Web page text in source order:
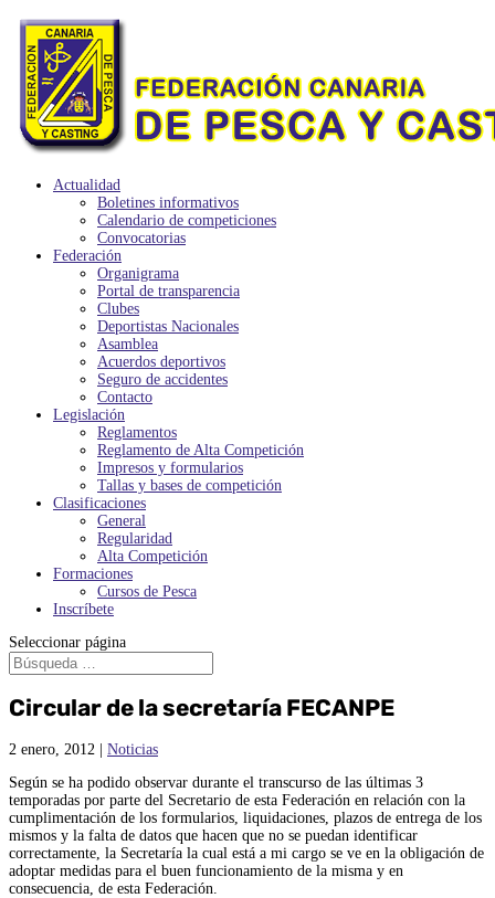
Actualidad
Boletines informativos
Calendario de competiciones
Convocatorias
Federación
Organigrama
Portal de transparencia
Clubes
Deportistas Nacionales
Asamblea
Acuerdos deportivos
Seguro de accidentes
Contacto
Legislación
Reglamentos
Reglamento de Alta Competición
Impresos y formularios
Tallas y bases de competición
Clasificaciones
General
Regularidad
Alta Competición
Formaciones
Cursos de Pesca
Inscríbete
Seleccionar página
Circular de la secretaría FECANPE
2 enero, 2012
Noticias
Según se ha podido observar durante el transcurso de las últimas 3
temporadas por parte del Secretario de esta Federación en relación con la
cumplimentación de los formularios, liquidaciones, plazos de entrega de los
mismos y la falta de datos que hacen que no se puedan identificar
correctamente, la Secretaría la cual está a mi cargo se ve en la obligación de
adoptar medidas para el buen funcionamiento de la misma y en
consecuencia, de esta Federación.